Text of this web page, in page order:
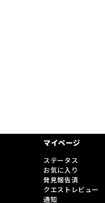
マイページ
ステータス
お気に入り
発見報告済
クエストレビュー
通知